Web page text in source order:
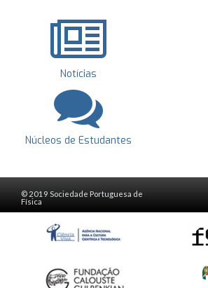
Notícias
Núcleos de Estudantes
© 2019 Sociedade Portuguesa de
Física